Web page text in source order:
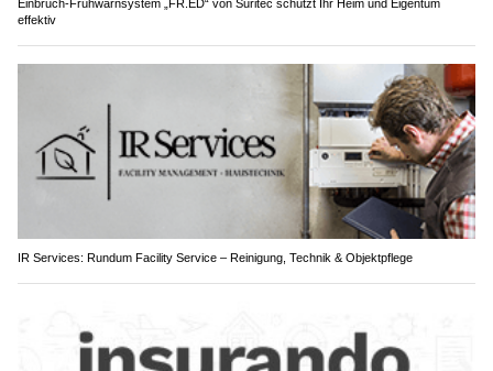
Einbruch-Frühwarnsystem „FR.ED“ von Suritec schützt Ihr Heim und Eigentum
effektiv
IR Services: Rundum Facility Service – Reinigung, Technik & Objektpflege